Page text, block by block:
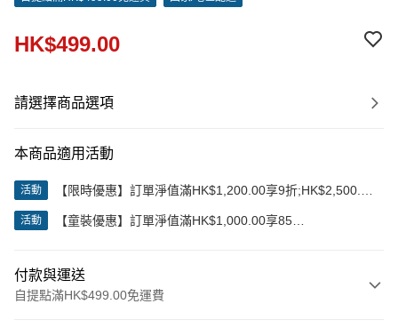
HK$499.00
請選擇商品選項
本商品適用活動
活動
【限時優惠】訂單淨值滿HK$1,200.00享9折;HK$2,500.00
活動
【童裝優惠】訂單淨值滿HK$1,000.00享85
付款與運送
自提點滿HK$499.00免運費